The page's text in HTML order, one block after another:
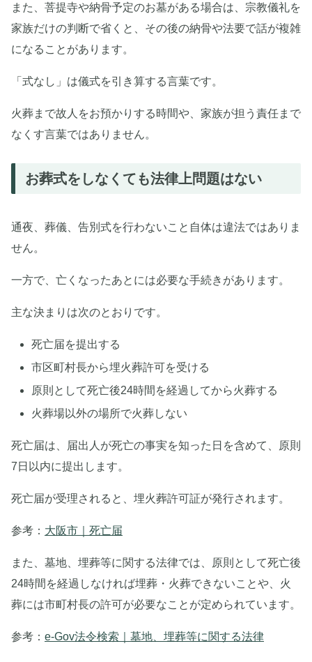
また、菩提寺や納骨予定のお墓がある場合は、宗教儀礼を
家族だけの判断で省くと、その後の納骨や法要で話が複雑
になることがあります。
「式なし」は儀式を引き算する言葉です。
火葬まで故人をお預かりする時間や、家族が担う責任まで
なくす言葉ではありません。
お葬式をしなくても法律上問題はない
通夜、葬儀、告別式を行わないこと自体は違法ではありま
せん。
一方で、亡くなったあとには必要な手続きがあります。
主な決まりは次のとおりです。
死亡届を提出する
市区町村長から埋火葬許可を受ける
原則として死亡後24時間を経過してから火葬する
火葬場以外の場所で火葬しない
死亡届は、届出人が死亡の事実を知った日を含めて、原則
7日以内に提出します。
死亡届が受理されると、埋火葬許可証が発行されます。
参考： 大阪市｜死亡届
また、墓地、埋葬等に関する法律では、原則として死亡後
24時間を経過しなければ埋葬・火葬できないことや、火
葬には市町村長の許可が必要なことが定められています。
参考： e-Gov法令検索｜墓地、埋葬等に関する法律